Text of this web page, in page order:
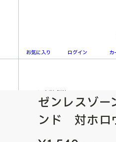
お気に入り ログイン カ
ウ６課 蒼角
ゼンレスゾ
ンド 対ホロ